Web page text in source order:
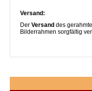
Versand:
Der Versand des
Bilderrahmen sorgfältig